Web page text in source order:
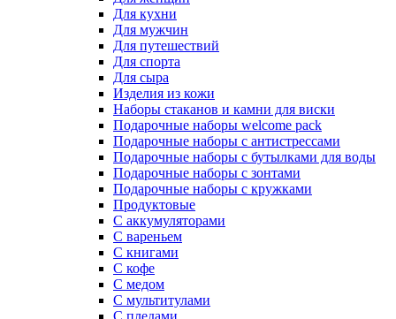
Для кухни
Для мужчин
Для путешествий
Для спорта
Для сыра
Изделия из кожи
Наборы стаканов и камни для виски
Подарочные наборы welcome pack
Подарочные наборы с антистрессами
Подарочные наборы с бутылками для воды
Подарочные наборы с зонтами
Подарочные наборы с кружками
Продуктовые
С аккумуляторами
С вареньем
С книгами
С кофе
С медом
С мультитулами
С пледами